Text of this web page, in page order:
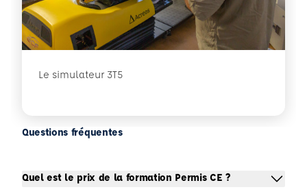
Le simulateur 3T5
Questions fréquentes
Quel est le prix de la formation Permis CE ?